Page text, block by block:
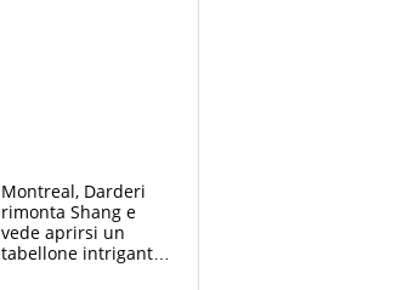
Montreal, Darderi
rimonta Shang e
vede aprirsi un
tabellone intrigante: